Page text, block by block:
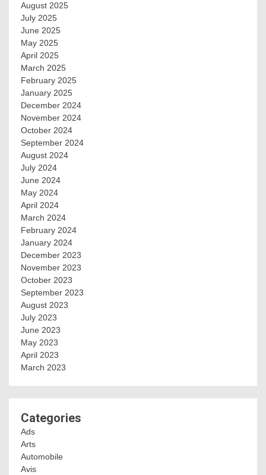
August 2025
July 2025
June 2025
May 2025
April 2025
March 2025
February 2025
January 2025
December 2024
November 2024
October 2024
September 2024
August 2024
July 2024
June 2024
May 2024
April 2024
March 2024
February 2024
January 2024
December 2023
November 2023
October 2023
September 2023
August 2023
July 2023
June 2023
May 2023
April 2023
March 2023
Categories
Ads
Arts
Automobile
Avis